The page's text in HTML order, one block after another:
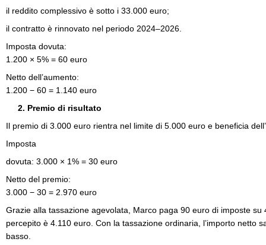
il reddito complessivo è sotto i 33.000 euro;
il contratto è rinnovato nel periodo 2024–2026.
Imposta dovuta:
1.200 × 5% = 60 euro
Netto dell’aumento:
1.200 − 60 = 1.140 euro
2. Premio di risultato
Il premio di 3.000 euro rientra nel limite di 5.000 euro e beneficia
Imposta
dovuta: 3.000 × 1% = 30 euro
Netto del premio:
3.000 − 30 = 2.970 euro
Grazie alla tassazione agevolata, Marco paga 90 euro di imposte
percepito è 4.110 euro. Con la tassazione ordinaria, l’importo netto
basso.